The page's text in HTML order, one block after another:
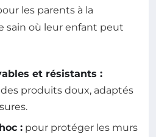
les parents à la
sain où leur enfant peut
et résistants :
produits doux, adaptés
: pour protéger les murs